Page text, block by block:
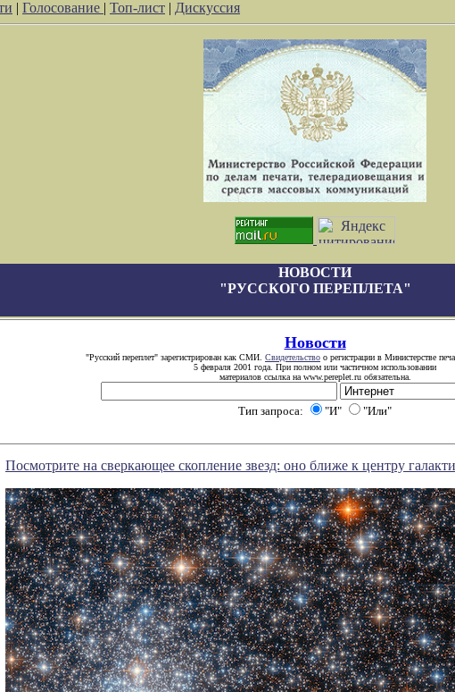
| Голосование | Топ-лист | Дискуссия
НОВОСТИ
"РУССКОГО ПЕРЕПЛЕТА"
Новости
"Русский переплет" зарегистрирован как СМИ. Свидетельство о регистрации в Министерстве
5 февраля 2001 года. При полном или частичном использовании
материалов ссылка на www.pereplet.ru обязательна.
Тип запроса: "И" "Или"
Посмотрите на сверкающее скопление звезд: оно ближе к центру